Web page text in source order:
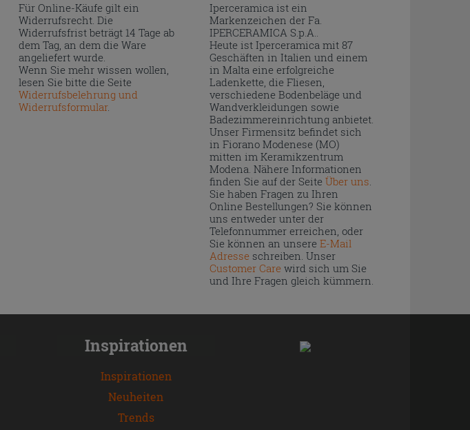
Für Online-Käufe gilt ein
Widerrufsrecht. Die
Widerrufsfrist beträgt 14 Tage ab
dem Tag, an dem die Ware
angeliefert wurde.
Wenn Sie mehr wissen wollen,
lesen Sie bitte die Seite
Widerrufsbelehrung und
Widerrufsformular.
Iperceramica ist ein
Markenzeichen der Fa.
IPERCERAMICA S.p.A..
Heute ist Iperceramica mit 87
Geschäften in Italien und einem
in Malta eine erfolgreiche
Ladenkette, die Fliesen,
verschiedene Bodenbeläge und
Wandverkleidungen sowie
Badezimmereinrichtung anbietet.
Unser Firmensitz befindet sich
in Fiorano Modenese (MO)
mitten im Keramikzentrum
Modena. Nähere Informationen
finden Sie auf der Seite Über uns.
Sie haben Fragen zu Ihren
Online Bestellungen? Sie können
uns entweder unter der
Telefonnummer erreichen, oder
Sie können an unsere E-Mail
Adresseschreiben. Unser
Customer Carewird sich um Sie
und Ihre Fragen gleich kümmern.
Inspirationen
Inspirationen
Neuheiten
Trends